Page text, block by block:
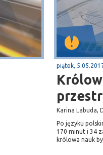
piątek,
Karina Labuda,
Po języku
170 minut i 34
królowa nauk